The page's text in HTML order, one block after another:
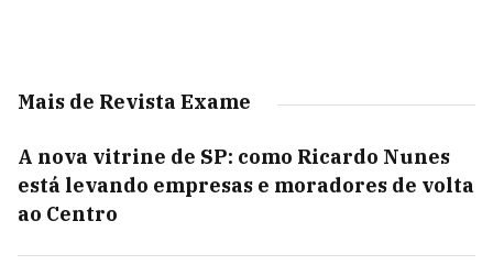
Mais de Revista Exame
A nova vitrine de SP: como Ricardo Nunes
está levando empresas e moradores de volta
ao Centro